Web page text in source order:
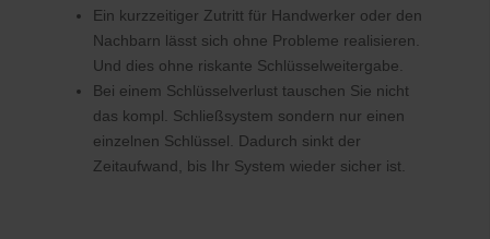
Ein kurzzeitiger Zutritt für Handwerker oder den
Nachbarn lässt sich ohne Probleme realisieren.
Und dies ohne riskante Schlüsselweitergabe.
Bei einem Schlüsselverlust tauschen Sie nicht
das kompl. Schließsystem sondern nur einen
einzelnen Schlüssel. Dadurch sinkt der
Zeitaufwand, bis Ihr System wieder sicher ist.